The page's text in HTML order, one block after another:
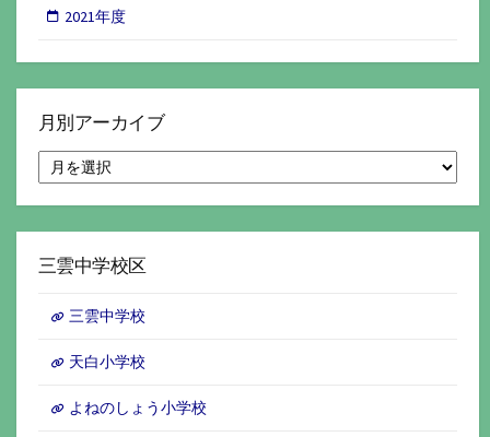
2021年度
月別アーカイブ
別
ア
イ
三雲中学校区
三雲中学校
天白小学校
よねのしょう小学校